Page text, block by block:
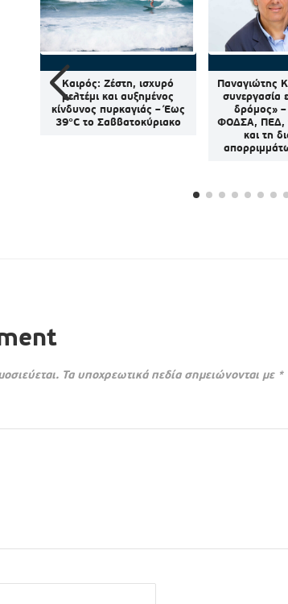
Καιρός: Ζέστη, ισχυρό
μελτέμι και αυξημένος
κίνδυνος πυρκαγιάς – Έως
39°C το Σαββατοκύριακο
Παναγιώτης
συνεργασία
δρόμος» –
ΦΟΔΣΑ, ΠΕΔ,
και τη
Τα υποχρεωτικά πεδία σημειώνονται με *